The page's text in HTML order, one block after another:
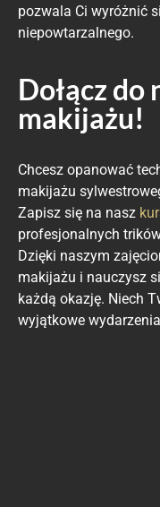
pozwala Ci wyróżnić
niepowtarzalnego.
Dołącz do
makijażu!
Chcesz opanować
makijażu
Zapisz się na nasz
profesjonalnych
Dzięki naszym
makijażu i nauczysz
każdą okazję. Niech
wyjątkowe